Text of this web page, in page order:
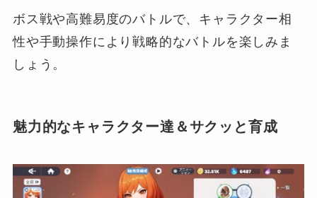
ボス戦や高難易度のバトルで、キャラクター相
性や手動操作により戦略的なバトルを楽しみま
しょう。
魅力的なキャラクター達＆サクッと育成